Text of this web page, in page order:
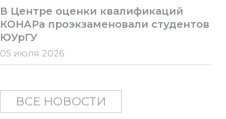
В Центре оценки квалификаций
КОНАРа проэкзаменовали студентов
ЮУрГУ
05 июля 2026
ВСЕ НОВОСТИ